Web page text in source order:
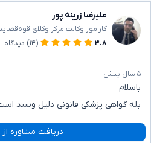
علیرضا زرینه پور
کاراموز وکالت مرکز وکلای
۴.۸
(۱۴) دیدگاه
۵ سال پیش
باسلام
بله گواهی پزشکی قانونی دلیل وسند
دریافت مشاوره